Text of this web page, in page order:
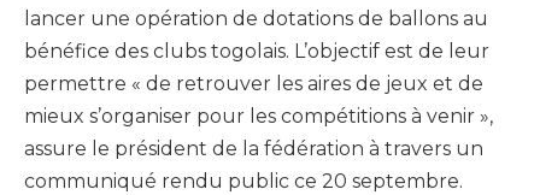
lancer une opération de dotations de ballons au
bénéfice des clubs togolais. L’objectif est de leur
permettre « de retrouver les aires de jeux et de
mieux s’organiser pour les compétitions à venir »,
assure le président de la fédération à travers un
communiqué rendu public ce 20 septembre.